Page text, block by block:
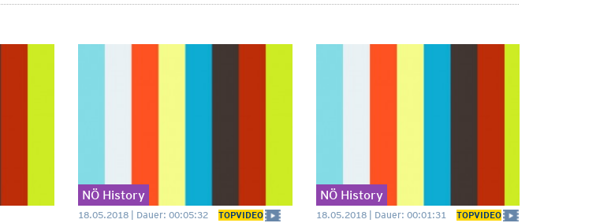
NÖ History
18.05.2018 | Dauer: 00:05:32 TOPVIDEO
NÖ History
18.05.2018 | Dauer: 00:01:31 TOPVIDEO